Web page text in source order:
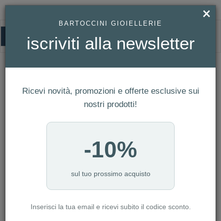
HOMEPAGE
TROLLBEADS IN ARGENTO - PERLE DI LUCE REF. TAGBE-00291
Ref. TAGBE-00291
×
BARTOCCINI GIOIELLERIE
iscriviti alla newsletter
Ricevi novità, promozioni e offerte esclusive sui
nostri prodotti!
-10%
sul tuo prossimo acquisto
Inserisci la tua email e ricevi subito il codice sconto.